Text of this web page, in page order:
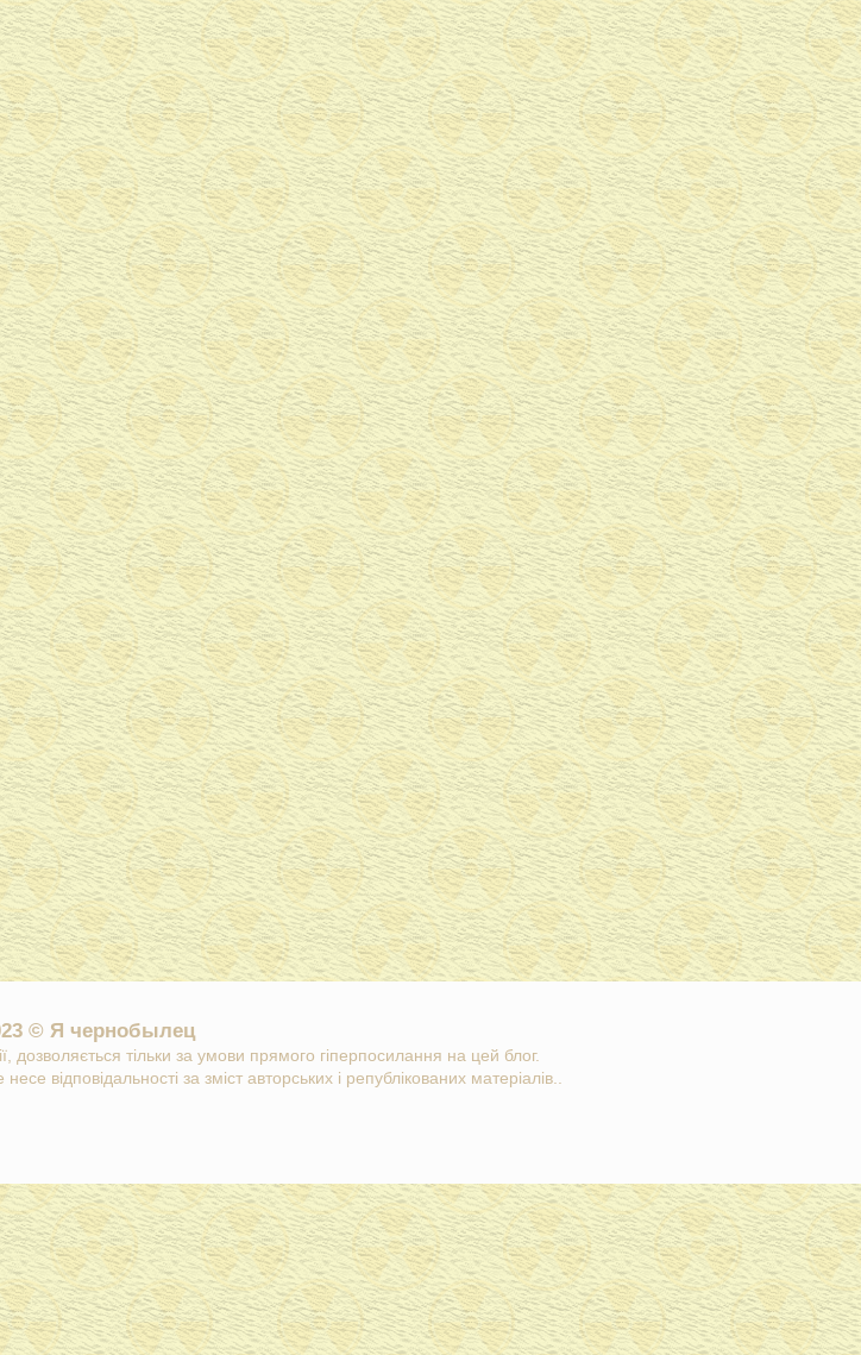
© Я чернобылец
дозволяється тільки за умови прямого гіперпосилання на цей блог.
відповідальності за зміст авторських і републікованих матеріалів..